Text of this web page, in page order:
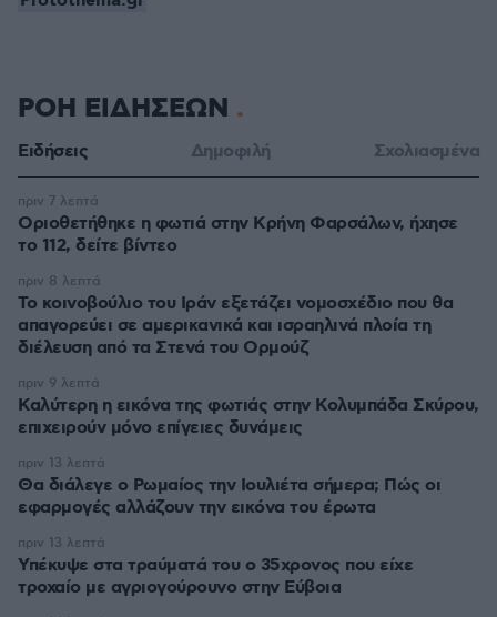
ΡΟΗ ΕΙΔΗΣΕΩΝ
Ειδήσεις Δημοφιλή Σχολιασμένα
Οριοθετήθηκε η φωτιά στην Κρήνη Φαρσάλων, ήχησε
το 112, δείτε βίντεο
πριν 7 λεπτά
Το κοινοβούλιο του Ιράν εξετάζει νομοσχέδιο που θα
απαγορεύει σε αμερικανικά και ισραηλινά πλοία τη
διέλευση από τα Στενά του Ορμούζ
πριν 8 λεπτά
Καλύτερη η εικόνα της φωτιάς στην Κολυμπάδα Σκύρου,
επιχειρούν μόνο επίγειες δυνάμεις
πριν 9 λεπτά
Θα διάλεγε ο Ρωμαίος την Ιουλιέτα σήμερα; Πώς οι
εφαρμογές αλλάζουν την εικόνα του έρωτα
πριν 13 λεπτά
Υπέκυψε στα τραύματά του ο 35χρονος που είχε
τροχαίο με αγριογούρουνο στην Εύβοια
πριν 13 λεπτά